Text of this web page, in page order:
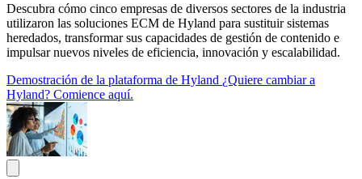
Descubra cómo cinco empresas de diversos sectores de la industria
utilizaron las soluciones ECM de Hyland para sustituir sistemas
heredados, transformar sus capacidades de gestión de contenido e
impulsar nuevos niveles de eficiencia, innovación y escalabilidad.
Demostración de la plataforma de Hyland ¿Quiere cambiar a
Hyland? Comience aquí.